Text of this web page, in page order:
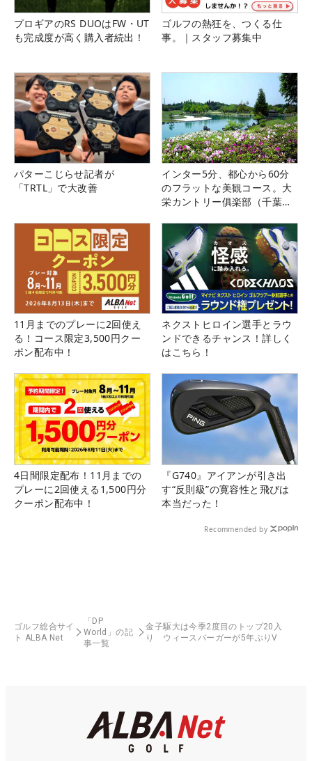
プロギアのRS DUOはFW・UT
も完成度が高く購入者続出！
ゴルフの熱狂を、つくる仕
事。｜スタッフ募集中
パターこじらせ記者が
「TRTL」で大改善
インター5分、都心から60分
のフラットな美観コース。大
栄カントリー俱楽部（千葉
11月までのプレーに2回使え
る！コース限定3,500円クー
ポン配布中！
ネクストヒロイン選手とラウ
ンドできるチャンス！詳しく
はこちら！
4日間限定配布！11月までの
プレーに2回使える1,500円分
クーポン配布中！
『G740』アイアンが引き出
す“反則級”の寛容性と飛びは
本当だった！
Recommended by
ゴルフ総合サイ
ト ALBA Net
「DP
World」の記
事一覧
金子駆大は今季2度目のトップ20入
り ウィースバーガーが5年ぶりV